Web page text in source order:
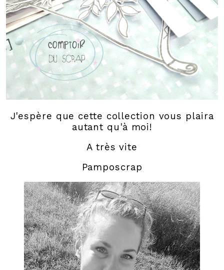
J'espère que cette collection vous plaira
autant qu'à moi!
A très vite
Pamposcrap